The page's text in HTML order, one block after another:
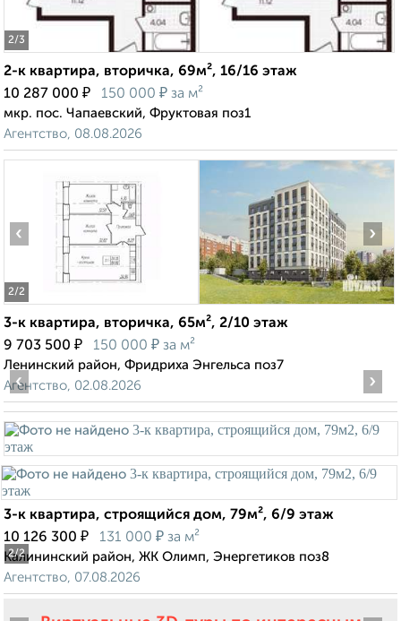
2/3
2-к квартира, вторичка, 69м², 16/16 этаж
10 287 000 ₽ 150 000 ₽ за м²
мкр. пос. Чапаевский, Фруктовая поз1
Агентство, 08.08.2026
2/2
‹ ›
3-к квартира, вторичка, 65м², 2/10 этаж
9 703 500 ₽ 150 000 ₽ за м²
Ленинский район, Фридриха Энгельса поз7
Агентство, 02.08.2026
2/2
‹ ›
3-к квартира, строящийся дом, 79м², 6/9 этаж
10 126 300 ₽ 131 000 ₽ за м²
Калининский район, ЖК Олимп, Энергетиков поз8
Агентство, 07.08.2026